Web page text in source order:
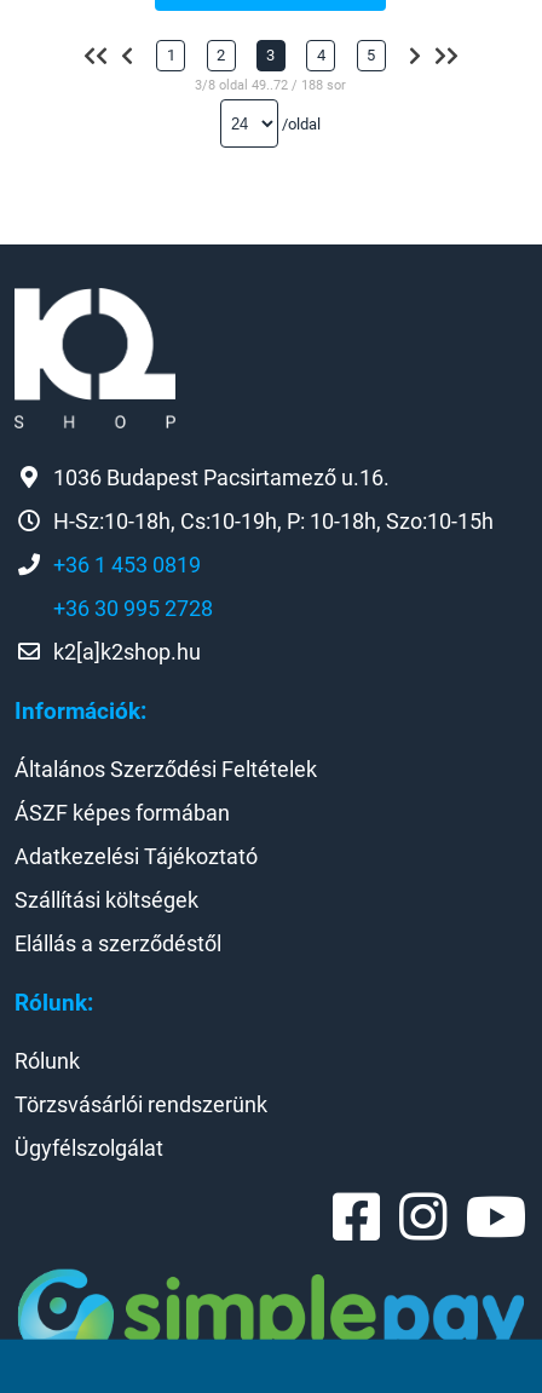
1 2 3 4 5
3/8 oldal 49..72 / 188 sor
/oldal
Információk:
Rólunk:
1036 Budapest Pacsirtamező u.16.
H-Sz:10-18h, Cs:10-19h, P: 10-18h, Szo:10-15h
+36 1 453 0819
+36 30 995 2728
k2[a]k2shop.hu
Általános Szerződési Feltételek
ÁSZF képes formában
Adatkezelési Tájékoztató
Szállítási költségek
Elállás a szerződéstől
Rólunk
Törzsvásárlói rendszerünk
Ügyfélszolgálat